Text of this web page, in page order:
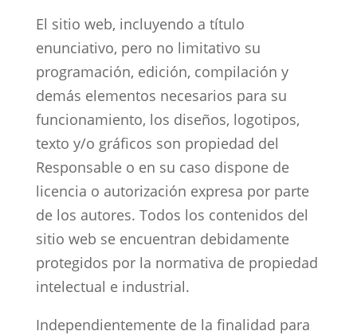
El sitio web, incluyendo a título
enunciativo, pero no limitativo su
programación, edición, compilación y
demás elementos necesarios para su
funcionamiento, los diseños, logotipos,
texto y/o gráficos son propiedad del
Responsable o en su caso dispone de
licencia o autorización expresa por parte
de los autores. Todos los contenidos del
sitio web se encuentran debidamente
protegidos por la normativa de propiedad
intelectual e industrial.
Independientemente de la finalidad para